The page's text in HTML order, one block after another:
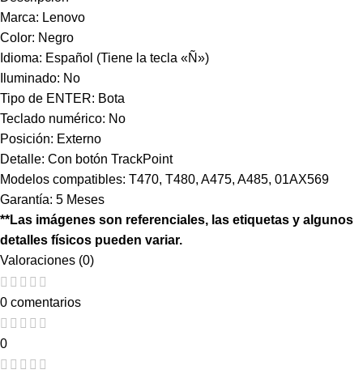
Marca: Lenovo
Color: Negro
Idioma: Español (Tiene la tecla «Ñ»)
Iluminado: No
Tipo de ENTER: Bota
Teclado numérico: No
Posición: Externo
Detalle: Con botón TrackPoint
Modelos compatibles: T470, T480, A475, A485, 01AX569
Garantía: 5 Meses
**Las imágenes son referenciales, las etiquetas y algunos
detalles físicos pueden variar.
Valoraciones (0)
0 comentarios
0